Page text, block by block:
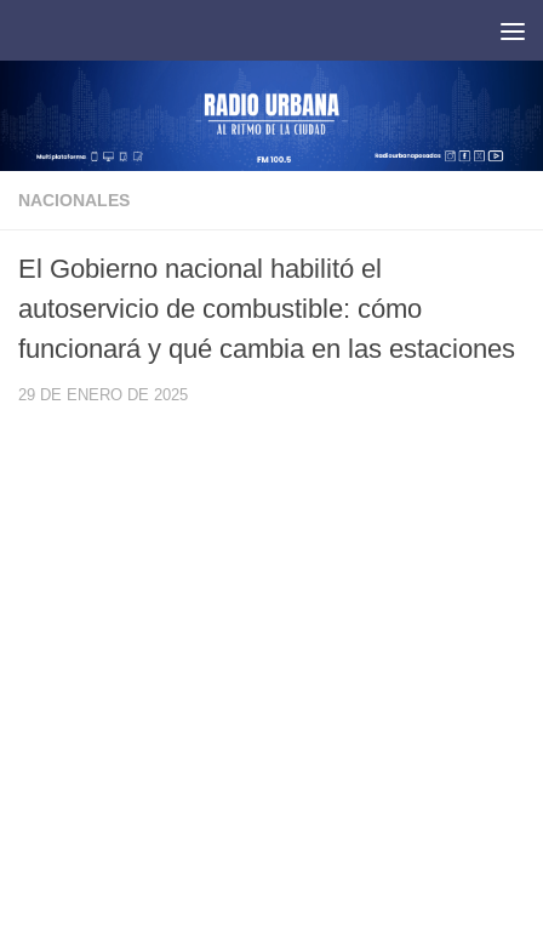
NACIONALES
El Gobierno nacional habilitó el
autoservicio de combustible: cómo
funcionará y qué cambia en las estaciones
29 DE ENERO DE 2025